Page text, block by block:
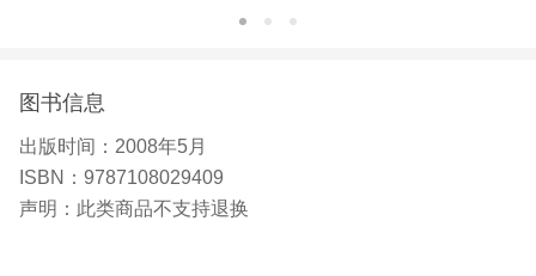
图书信息
出版时间： 2008年5月
ISBN： 9787108029409
声明： 此类商品不支持退换